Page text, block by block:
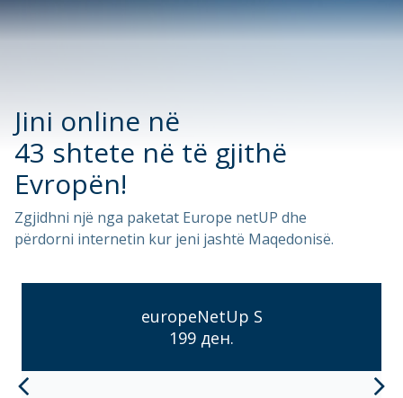
Jini online në
43 shtete në të gjithë
Evropën!
Zgjidhni një nga paketat Europe netUP dhe
përdorni internetin kur jeni jashtë Maqedonisë.
europeNetUp S
199 ден.